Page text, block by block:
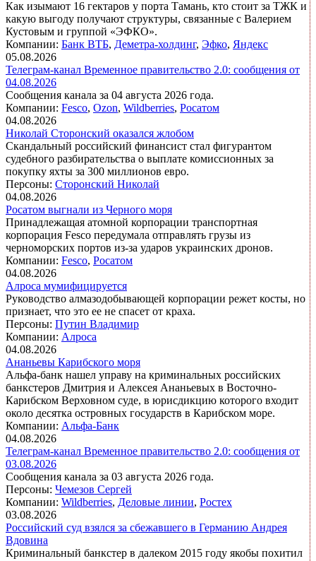
Как изымают 16 гектаров у порта Тамань, кто стоит за ТЖК и
какую выгоду получают структуры, связанные с Валерием
Кустовым и группой «ЭФКО».
Компании: Банк ВТБ, Деметра-холдинг, Эфко, Яндекс
05.08.2026
Телеграм-канал Временное правительство 2.0: сообщения от
04.08.2026
Сообщения канала за 04 августа 2026 года.
Компании: Fesco, Ozon, Wildberries, Росатом
04.08.2026
Николай Сторонский оказался жлобом
Скандальный российский финансист стал фигурантом
судебного разбирательства о выплате комиссионных за
покупку яхты за 300 миллионов евро.
Персоны: Сторонский Николай
04.08.2026
Росатом выгнали из Черного моря
Принадлежащая атомной корпорации транспортная
корпорация Fesco передумала отправлять грузы из
черноморских портов из-за ударов украинских дронов.
Компании: Fesco, Росатом
04.08.2026
Алроса мумифицируется
Руководство алмазодобывающей корпорации режет косты, но
признает, что это ее не спасет от краха.
Персоны: Путин Владимир
Компании: Алроса
04.08.2026
Ананьевы Карибского моря
Альфа-банк нашел управу на криминальных российских
банкстеров Дмитрия и Алексея Ананьевых в Восточно-
Карибском Верховном суде, в юрисдикцию которого входит
около десятка островных государств в Карибском море.
Компании: Альфа-Банк
04.08.2026
Телеграм-канал Временное правительство 2.0: сообщения от
03.08.2026
Сообщения канала за 03 августа 2026 года.
Персоны: Чемезов Сергей
Компании: Wildberries, Деловые линии, Ростех
03.08.2026
Российский суд взялся за сбежавшего в Германию Андрея
Вдовина
Криминальный банкстер в далеком 2015 году якобы похитил